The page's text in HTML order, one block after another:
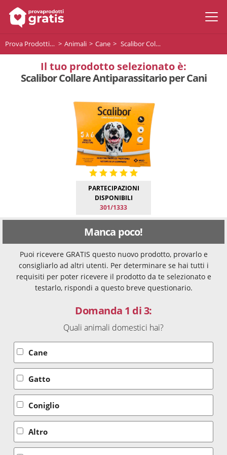
Prova Prodotti Gratis Animali Cane Scalibor Collare Antiparassitario per Cani
Il tuo prodotto selezionato è:
Scalibor Collare Antiparassitario per Cani
PARTECIPAZIONI
DISPONIBILI
301/1333
Manca poco!
Puoi ricevere GRATIS questo nuovo prodotto, provarlo e
consigliarlo ad altri utenti. Per determinare se hai tutti i
requisiti per poter ricevere il prodotto da te selezionato e
testarlo, rispondi a questo breve questionario.
Domanda 1 di 3:
Quali animali domestici hai?
Cane
Gatto
Coniglio
Altro